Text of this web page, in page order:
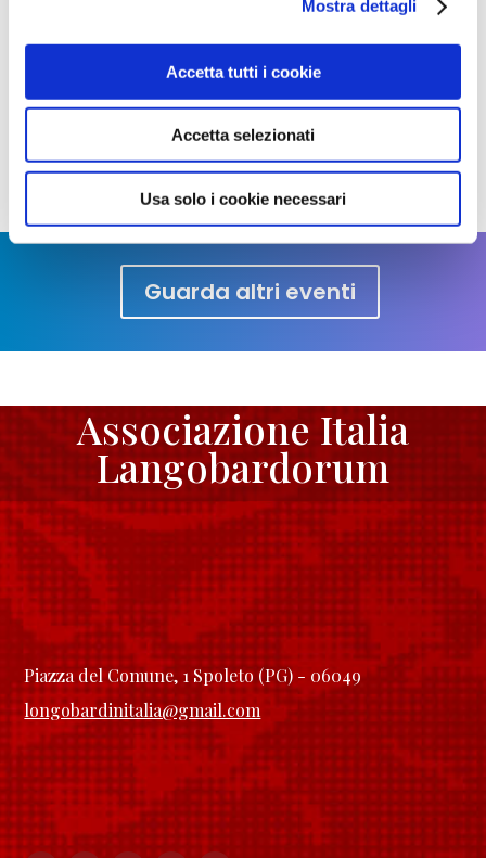
Mostra dettagli
Accetta tutti i cookie
Accetta selezionati
Usa solo i cookie necessari
Condividi:
Facebook
Twitter
EmailCondividi
Guarda altri eventi
Associazione Italia
Langobardorum
Piazza del Comune, 1 Spoleto (PG) - 06049
longobardinitalia@gmail.com